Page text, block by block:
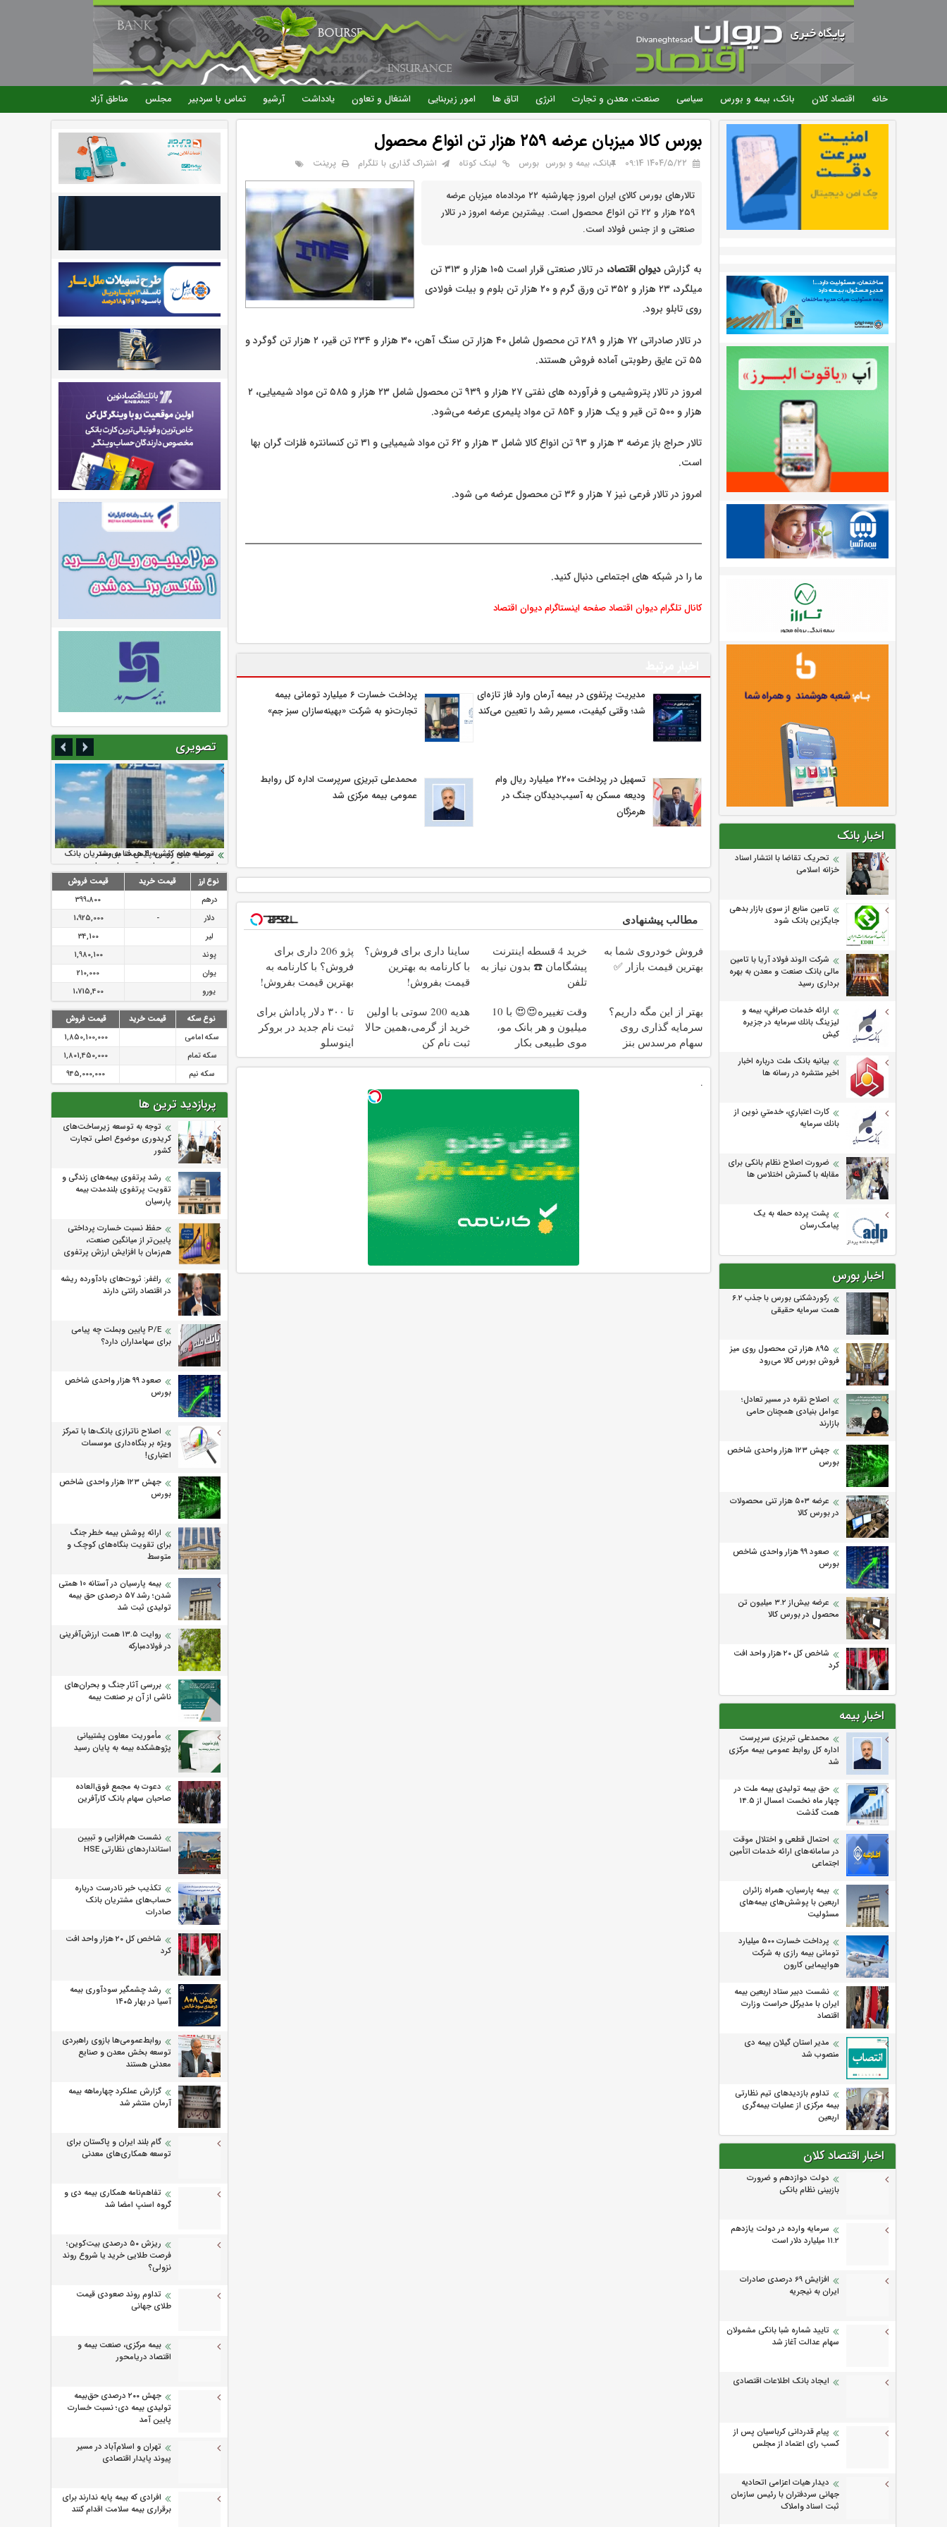
رفتن
به
محتوای
اصلی
خانه اقتصاد کلان بانک، بیمه و بورس سیاسی صنعت، معدن و تجارت انرژی اتاق ها امور زیربنایی اشتغال و تعاون یادداشت آرشیو تماس با سردبیر مجلس مناطق آزاد
اخبار بانک
تحریک تقاضا با انتشار اسناد
خزانه اسلامی
تامین منابع از سوی بازار بدهی
جایگزین بانک شود
شرکت الوند فولاد آریا با تامین
مالی بانک صنعت و معدن به بهره
برداری رسید
ارائه خدمات صرافي، بيمه و
ليزينگ بانك سرمايه در جزيره
كيش
بیانیه بانک ملت درباره اخبار
اخیر منتشره در رسانه ها
كارت اعتباري، خدمتي نوين از
بانك سرمايه
ضرورت اصلاح نظام بانکی برای
مقابله با گسترش اختلاس ها
پشت پرده حمله به یک
پیامک‌رسان
اخبار بورس
رکوردشکنی بورس با جذب ۶.۲
همت سرمایه حقیقی
۸۹۵ هزار تن محصول روی میز
فروش بورس کالا می‌‌رود
اصلاح نقره در مسیر تعادل؛
عوامل بنیادی همچنان حامی
بازارند
جهش ۱۲۳ هزار واحدی شاخص
بورس
عرضه ۵۰۳ هزار تنی محصولات
در بورس کالا
صعود ۹۹ هزار واحدی شاخص
بورس
عرضه بیش‌از ۳.۲ میلیون تن
محصول در بورس کالا
شاخص کل ۲۰ هزار واحد افت
کرد
اخبار بیمه
محمدعلی تبریزی سرپرست
اداره كل روابط عمومی بیمه مركزی
شد
حق بیمه تولیدی بیمه ملت در
چهار ماه نخست امسال از 14.5
همت گذشت
احتمال قطعی و اختلال موقت
در سامانه‌های ارائه خدمات اتأمین
اجتماعی
بیمه پارسیان، همراه زائران
اربعین با پوشش‌های بیمه‌های
مسئولیت
پرداخت خسارت ۵۰۰ میلیارد
تومانی بیمه رازی به شرکت
هواپیمایی کارون
نشست دبیر ستاد اربعین بیمه
ایران با مدیرکل حراست وزارت
اقتصاد
مدیر استان گیلان بیمه دی
منصوب شد
تداوم بازدیدهای تیم نظارتی
بیمه مرکزی از عملیات بیمه‌گری
اربعین
اخبار اقتصاد کلان
دولت دوازدهم و ضرورت
بازبینی نظام بانکی
سرمایه وارده در دولت یازدهم
۱۱.۲ میلیارد دلار است
افزایش 69 درصدی صادرات
ایران به نیجریه
تایید شماره شبا بانکی مشمولان
سهام عدالت آغاز شد
ایجاد بانک اطلاعات اقتصادی
پیام قدردانی کرباسیان پس از
کسب رای اعتماد از مجلس
دیدار هیات اعزامی اتحادیه
جهانی سردفتران با رئیس سازمان
ثبت اسناد واملاک
بورس کالا میزبان عرضه ۲۵۹ هزار تن انواع محصول
۱۴۰۴/۵/۲۲ 09:14 بانک، بیمه و بورس بورس لینک کوتاه اشتراک گذاری با تلگرام پرینت
تالارهای بورس کالای ایران امروز چهارشنبه ۲۲ مردادماه میزبان عرضه
۲۵۹ هزار و ۲۲ تن انواع محصول است. بیشترین عرضه امروز در تالار
صنعتی و از جنس فولاد است.
به گزارشدیوان اقتصاد،
در تالار صنعتی قرار است ۱۰۵ هزار و ۳۱۳ تن
میلگرد، ۲۳ هزار و ۳۵۲ تن ورق گرم و ۲۰ هزار تن بلوم و بیلت فولادی
روی تابلو برود.
در تالار صادراتی ۷۲ هزار و ۲۸۹ تن محصول شامل ۴۰ هزار تن سنگ آهن، ۳۰ هزار و ۲۳۴ تن قیر، ۲ هزار تن گوگرد و
۵۵ تن عایق رطوبتی آماده فروش هستند.
امروز در تالار پتروشیمی و فرآورده های نفتی ۲۷ هزار و ۹۳۹ تن محصول شامل ۲۳ هزار و ۵۸۵ تن مواد شیمیایی، ۲
هزار و ۵۰۰ تن قیر و یک هزار و ۸۵۴ تن مواد پلیمری عرضه می‌شود.
تالار حراج باز عرضه ۳ هزار و ۹۳ تن انواع کالا شامل ۳ هزار و ۶۲ تن مواد شیمیایی و ۳۱ تن کنسانتره فلزات گران بها
است.
امروز در تالار فرعی نیز ۷ هزار و ۳۶ تن محصول عرضه می شود.
ما را در شبکه های اجتماعی دنبال کنید.
کانال تلگرام دیوان اقتصادصفحه اینستاگرام دیوان اقتصاد
مدیریت پرتفوی در بیمه آرمان وارد فاز تازه‌ای
شد؛ وقتی کیفیت، مسیر رشد را تعیین می‌کند
پرداخت خسارت ۶ میلیارد تومانی بیمه
تجارت‌نو به شرکت «بهینه‌سازان سبز جم»
تسهیل در پرداخت ۲۲۰۰ میلیارد ریال وام
ودیعه مسکن به آسیب‌دیدگان جنگ در
هرمزگان
محمدعلی تبریزی سرپرست اداره كل روابط
عمومی بیمه مركزی شد
مطالب پیشنهادی
فروش خودروی شما به
بهترین قیمت بازار ✅
خرید 4 قسطه اینترنت
پیشگامان ☎️ بدون نیاز به
تلفن
ساینا داری برای فروش؟
با کارنامه به بهترین
قیمت بفروش!
پژو 206 داری برای
فروش؟ با کارنامه به
بهترین قیمت بفروش!
بهتر از این مگه داریم؟
سرمایه گذاری روی
سهام مرسدس بنز
وقت تغییره😍😍 با 10
میلیون و هر بانک مو،
موی طبیعی بکار
هدیه 200 سوتی با اولین
خرید از گرمی،همین حالا
ثبت نام کن
تا ۳۰۰ دلار پاداش برای
ثبت نام جدید در بروکر
اینوسلو
.
تصویری
ارزش سهام عدالت بالا رفت
سرمایه بیمه کوثر به ۴ همت می‌رسد
نود ثانیه با فولاد سنگان
تقدیر دبیرکل سندیکای بیمه گران ایران از
اقدامات مدیرعامل بیمه رازی
توصیه های رئیس پلیس فتا به مشتریان بانک
ها در مورد پیشگیری از سرقت های مجازی
نوع ارز قیمت خرید
قیمت فروش
درهم
399،800
دلار
-
1،925,000
لیر
34,100
پوند
1,980,100
یوان
210,000
یورو
1،715,400
نوع سکه قیمت خرید
قیمت فروش
سکه امامی
1,850,100,000
سکه تمام
1,801,450,000
سکه نیم
945,000,000
پربازدید ترین ها
توجه به توسعه زیرساخت‌های
کریدوری موضوع اصلی تجارت
کشور
رشد پرتفوی بیمه‌های زندگی و
تقویت پرتفوی بلندمدت بیمه
پارسیان
حفظ نسبت خسارت پرداختی
پایین‌تر از میانگین صنعت،
هم‌زمان با افزایش ارزش پرتفوی
راغفر: ثروت‌های بادآورده ریشه
در اقتصاد رانتی دارند
P/E پایین وبملت چه پیامی
برای سهامداران دارد؟
صعود ۹۹ هزار واحدی شاخص
بورس
اصلاح ناترازی بانک‌ها با تمرکز
ویژه بر بنگاه‌داری موسسات
اعتباری!
جهش ۱۲۳ هزار واحدی شاخص
بورس
ارائه پوشش بیمه خطر جنگ
برای تقویت بنگاه‌های کوچک و
متوسط
بیمه پارسیان در آستانه 10 همتی
شدن؛ رشد ۵۷ درصدی حق بیمه
تولیدی ثبت شد
روایت ۱۳.۵ همت ارزش‌آفرینی
در فولادمبارکه
بررسی آثار جنگ و بحران‌های
ناشی از آن بر صنعت بیمه
مأموریت معاون پشتیبانی
پژوهشكده بیمه به پایان رسید
دعوت به مجمع فوق‌العاده
صاحبان سهام بانک کارآفرین
نشست هم‌افزایی و تبیین
استانداردهای نظارتی HSE
تکذیب خبر نادرست درباره
حساب‌های مشتریان بانک
صادرات
شاخص کل ۲۰ هزار واحد افت
کرد
رشد چشمگیر سودآوری بیمه
آسیا در بهار ۱۴۰۵
روابط‌‌عمومی‌ها بازوی راهبردی
توسعه بخش معدن و صنایع
معدنی هستند
گزارش عملکرد چهارماهه بیمه
آرمان منتشر شد
گام بلند ایران و پاکستان برای
توسعه همکاری‌های معدنی
تفاهم‌نامه همکاری بیمه دی و
گروه اسنپ امضا شد
ریزش ۵۰ درصدی بیت‌کوین؛
فرصت طلایی خرید یا شروع روند
نزولی؟
تداوم روند صعودی قیمت
طلای جهانی
بیمه مرکزی، صنعت بیمه و
اقتصاد دریامحور
جهش ۲۰۰ درصدی حق‌بیمه
تولیدی بیمه دی؛ نسبت خسارت
پایین آمد
تهران و اسلام‌آباد در مسیر
پیوند پایدار اقتصادی
افرادی که بیمه پایه ندارند برای
برقراری بیمه سلامت اقدام کنند